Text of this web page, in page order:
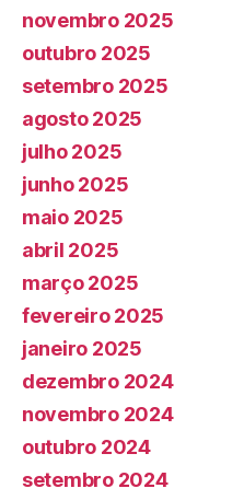
novembro 2025
outubro 2025
setembro 2025
agosto 2025
julho 2025
junho 2025
maio 2025
abril 2025
março 2025
fevereiro 2025
janeiro 2025
dezembro 2024
novembro 2024
outubro 2024
setembro 2024